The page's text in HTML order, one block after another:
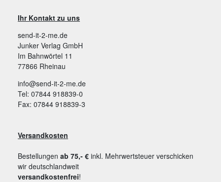
Ihr Kontakt zu uns
send-it-2-me.de
Junker Verlag GmbH
Im Bahnwörtel 11
77866 Rheinau
info@send-it-2-me.de
Tel: 07844 918839-0
Fax: 07844 918839-3
Versandkosten
Bestellungen ab 75,- € inkl. Mehrwertsteuer verschicken
wir deutschlandweit
versandkostenfrei!